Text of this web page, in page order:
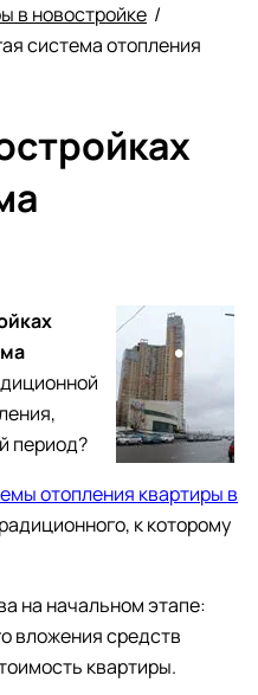
в новостройке /
система отопления
период?
отопления квартиры в
к которому
на начальном этапе:
вложения средств
квартиры.